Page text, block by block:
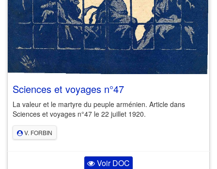
Sciences et voyages n°47
La valeur et le martyre du peuple arménien. Article dans
Sciences et voyages n°47 le 22 juillet 1920.
V. FORBIN
Voir DOC